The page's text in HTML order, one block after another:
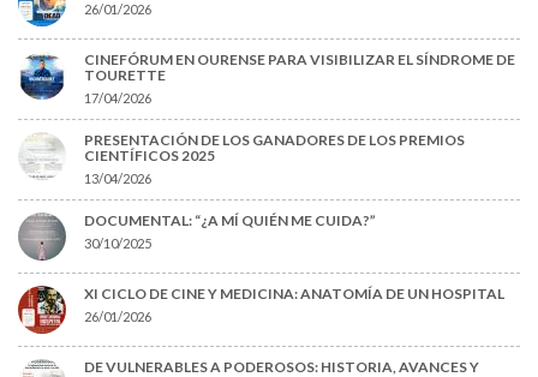
26/01/2026
CINEFÓRUM EN OURENSE PARA VISIBILIZAR EL SÍNDROME DE
TOURETTE
17/04/2026
PRESENTACIÓN DE LOS GANADORES DE LOS PREMIOS
CIENTÍFICOS 2025
13/04/2026
DOCUMENTAL: “¿A MÍ QUIÉN ME CUIDA?”
30/10/2025
XI CICLO DE CINE Y MEDICINA: ANATOMÍA DE UN HOSPITAL
26/01/2026
DE VULNERABLES A PODEROSOS: HISTORIA, AVANCES Y